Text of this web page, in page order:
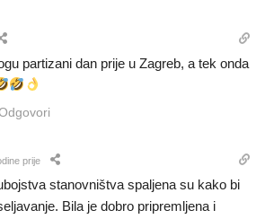
partizani dan prije u Zagreb, a tek onda
prije
stanovništva spaljena su kako bi
Bila je dobro pripremljena i